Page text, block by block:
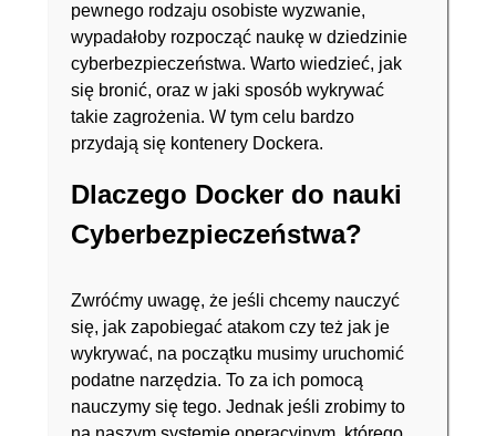
pewnego rodzaju osobiste wyzwanie,
wypadałoby rozpocząć naukę w dziedzinie
cyberbezpieczeństwa. Warto wiedzieć, jak
się bronić, oraz w jaki sposób wykrywać
takie zagrożenia. W tym celu bardzo
przydają się kontenery Dockera.
Dlaczego Docker do nauki
Cyberbezpieczeństwa?
Zwróćmy uwagę, że jeśli chcemy nauczyć
się, jak zapobiegać atakom czy też jak je
wykrywać, na początku musimy uruchomić
podatne narzędzia. To za ich pomocą
nauczymy się tego. Jednak jeśli zrobimy to